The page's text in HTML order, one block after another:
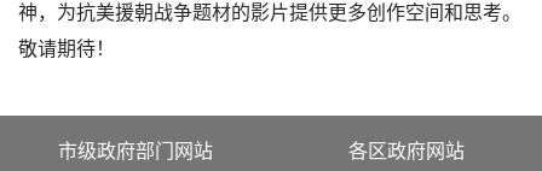
神，为抗美援朝战争题材的影片提供更多创作空间和思考。
敬请期待！
市级政府部门网站 各区政府网站